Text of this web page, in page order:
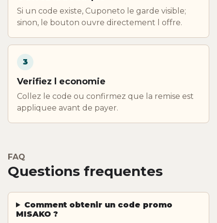
Si un code existe, Cuponeto le garde visible;
sinon, le bouton ouvre directement l offre.
3
Verifiez l economie
Collez le code ou confirmez que la remise est
appliquee avant de payer.
FAQ
Questions frequentes
Comment obtenir un code promo
MISAKO ?